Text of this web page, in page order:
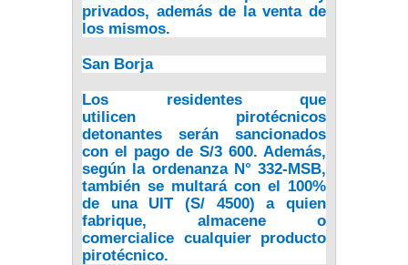
privados, además de la venta de
los mismos.
San Borja
Los residentes que
utilicen
pirotécnicos
detonantes
serán sancionados
con el pago de S/3 600. Además,
según la ordenanza N° 332-MSB,
también se multará con el 100%
de una UIT (S/ 4500) a quien
fabrique, almacene o
comercialice cualquier producto
pirotécnico.